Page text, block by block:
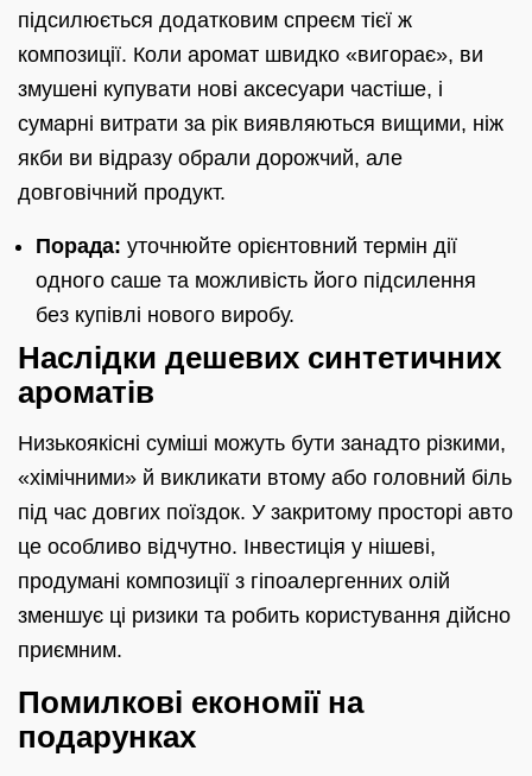
підсилюється додатковим спреєм тієї ж
композиції. Коли аромат швидко «вигорає», ви
змушені купувати нові аксесуари частіше, і
сумарні витрати за рік виявляються вищими, ніж
якби ви відразу обрали дорожчий, але
довговічний продукт.
Порада: уточнюйте орієнтовний термін дії
одного саше та можливість його підсилення
без купівлі нового виробу.
Наслідки дешевих синтетичних
ароматів
Низькоякісні суміші можуть бути занадто різкими,
«хімічними» й викликати втому або головний біль
під час довгих поїздок. У закритому просторі авто
це особливо відчутно. Інвестиція у нішеві,
продумані композиції з гіпоалергенних олій
зменшує ці ризики та робить користування дійсно
приємним.
Помилкові економії на
подарунках